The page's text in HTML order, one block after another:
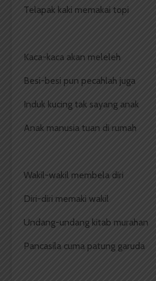
Telapak kaki memakai topi
Kaca-kaca akan meleleh
Besi-besi pun pecahlah juga
Induk kucing tak sayang anak
Anak manusia tuan di rumah
Wakil-wakil membela diri
Diri-diri memaki wakil
Undang-undang kitab murahan
Pancasila cuma patung garuda